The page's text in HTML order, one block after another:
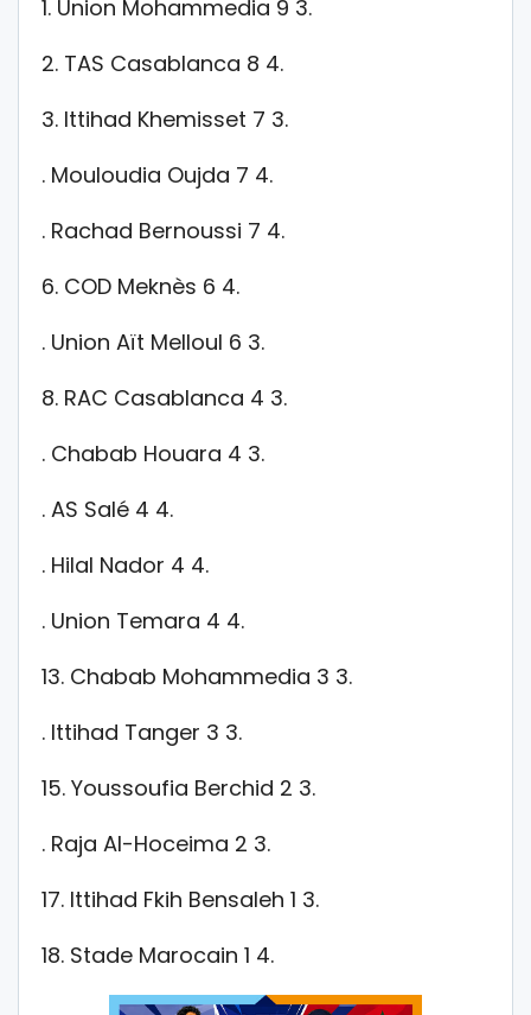
1. Union Mohammedia 9 3.
2. TAS Casablanca 8 4.
3. Ittihad Khemisset 7 3.
. Mouloudia Oujda 7 4.
. Rachad Bernoussi 7 4.
6. COD Meknès 6 4.
. Union Aït Melloul 6 3.
8. RAC Casablanca 4 3.
. Chabab Houara 4 3.
. AS Salé 4 4.
. Hilal Nador 4 4.
. Union Temara 4 4.
13. Chabab Mohammedia 3 3.
. Ittihad Tanger 3 3.
15. Youssoufia Berchid 2 3.
. Raja Al-Hoceima 2 3.
17. Ittihad Fkih Bensaleh 1 3.
18. Stade Marocain 1 4.